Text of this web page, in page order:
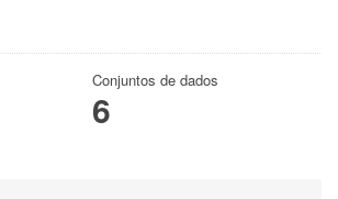
Conjuntos de dados
6